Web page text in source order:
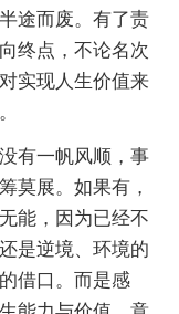
途而废。有了责
终点，不论名次
实现人生价值来
有一帆风顺，事
莫展。如果有，
能，因为已经不
是逆境、环境的
借口。而是感